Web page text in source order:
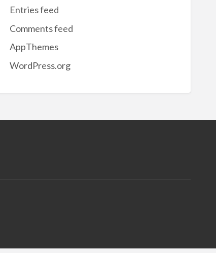
Entries feed
Comments feed
AppThemes
WordPress.org